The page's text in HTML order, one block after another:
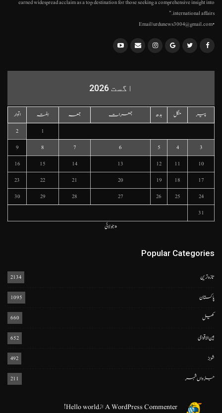
earned widespread acclaim as a top destination for those seeking a comprehensive insight into
international affairs."
•Email:urdunews3004@gmail.com
اگست 2026
پیر منگل بدھ جمعرات جمعہ ہفتہ
اتوار
1
2
3
4
5
6
7
8
9
10
11
12
13
14
15
16
17
18
19
20
21
22
23
24
25
26
27
28
29
30
31
« جولائی
Popular Categories
تازہ ترین 2134
پاکستان 1095
کھیل 660
بین الاقوامی 652
شوبز 492
جڑواں شہر 211
A WordPress CommenterازHello world!